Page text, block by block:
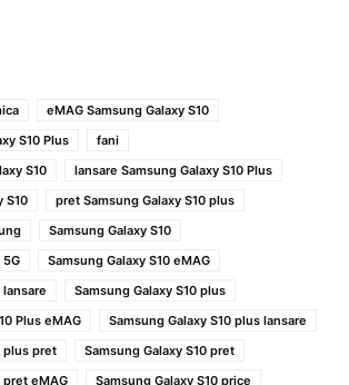
eMAG Samsung Galaxy S10
S10 Plus
fani
S10
lansare Samsung Galaxy S10 Plus
S10
pret Samsung Galaxy S10 plus
Samsung Galaxy S10
5G
Samsung Galaxy S10 eMAG
lansare
Samsung Galaxy S10 plus
Plus eMAG
Samsung Galaxy S10 plus lansare
plus pret
Samsung Galaxy S10 pret
pret eMAG
Samsung Galaxy S10 price